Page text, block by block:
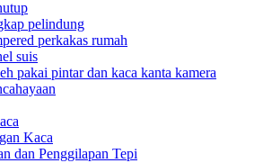
pelindung
perkakas rumah
suis
pakai pintar dan kaca kanta kamera
Kaca
dan Penggilapan Tepi